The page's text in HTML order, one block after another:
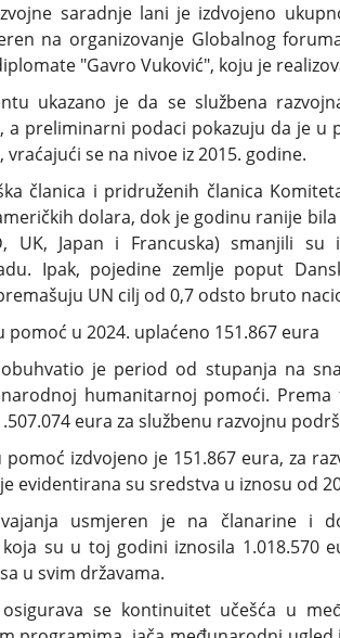
saradnje lani je izdvojeno
na organizovanje Globalnog
"Gavro Vuković", koju je
ukazano je da se službena
a preliminarni podaci pokazuju da je u
vraćajući se na nivoe iz 2015. godine.
članica i pridruženih članica
dolara, dok je godinu ranije
UK, Japan i Francuska) smanjili
Ipak, pojedine zemlje poput
UN cilj od 0,7 odsto bruto
u 2024. uplaćeno 151.867 eura
obuhvatio je period od stupanja na
humanitarnoj pomoći.
eura za službenu razvojnu
izdvojeno je 151.867 eura, za
evidentirana su sredstva u iznosu od
usmjeren je na članarine i
su u toj godini iznosila 1.018.570
u svim državama.
se kontinuitet učešća u